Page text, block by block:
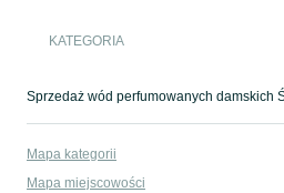
KATEGORIA
Mapa kategorii
Mapa miejscowości